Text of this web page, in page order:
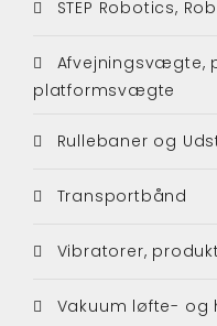
STEP Robotics,
Afvejningsvægte,
platformsvægte
Rullebaner og
Transportbånd
Vibratorer,
Vakuum løfte- og